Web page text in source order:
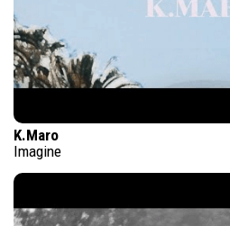
K.Maro
Imagine